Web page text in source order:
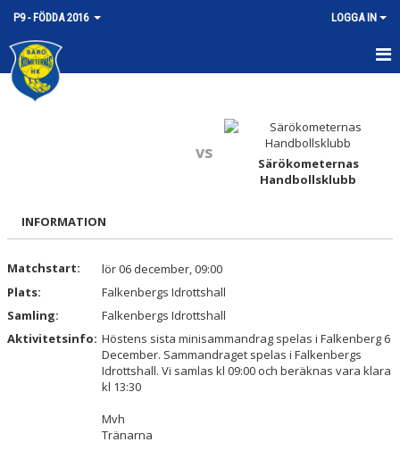
P9 - FÖDDA 2016 LOGGA IN
HEM
TRUPPEN
DOKUMENT
vs
Särökometernas
Handbollsklubb
INFORMATION
Matchstart:
lör 06 december, 09:00
Plats:
Falkenbergs Idrottshall
Samling:
Falkenbergs Idrottshall
Aktivitetsinfo: Höstens sista minisammandrag spelas i Falkenberg 6
December. Sammandraget spelas i Falkenbergs
Idrottshall. Vi samlas kl 09:00 och beräknas vara klara
kl 13:30
Mvh
Tränarna